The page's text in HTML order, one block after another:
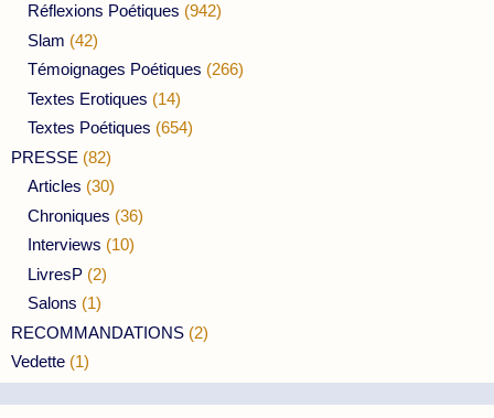
Réflexions Poétiques (942)
Slam (42)
Témoignages Poétiques (266)
Textes Erotiques (14)
Textes Poétiques (654)
PRESSE (82)
Articles (30)
Chroniques (36)
Interviews (10)
LivresP (2)
Salons (1)
RECOMMANDATIONS (2)
Vedette (1)